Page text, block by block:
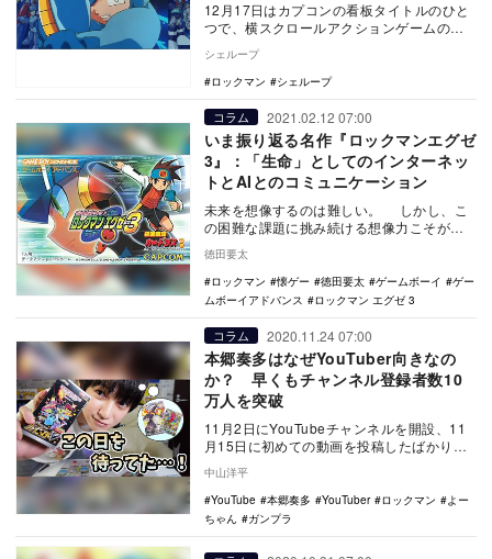
12月17日はカプコンの看板タイトルのひと
つで、横スクロールアクションゲームの
『ロックマン』第1作発売から34年を迎える
日。同時…
シェループ
ロックマン
シェループ
コラム 2021.02.12 07:00
いま振り返る名作『ロックマンエグゼ
3』：「生命」としてのインターネッ
トとAIとのコミュニケーション
未来を想像するのは難しい。 しかし、こ
の困難な課題に挑み続ける想像力こそが、
作品を生み…
徳田要太
ロックマン
懐ゲー 徳田要太 ゲームボーイ
ゲー
ムボーイアドバンス
ロックマン エグゼ 3
コラム 2020.11.24 07:00
本郷奏多はなぜYouTuber向きなの
か？ 早くもチャンネル登録者数10
万人を突破
11月2日にYouTubeチャンネルを開設、11
月15日に初めての動画を投稿したばかりの
俳優・本郷奏多が、早くもチャンネル登録
者…
中山洋平
YouTube
本郷奏多 YouTuber ロックマン
よー
ちゃん
ガンプラ